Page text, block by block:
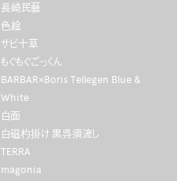
長崎民藝
色絵
サビ十草
もぐもぐごっくん
BARBAR×Boris Tellegen Blue &
White
白面
白磁杓掛け 黒呉須流し
TERRA
magonia